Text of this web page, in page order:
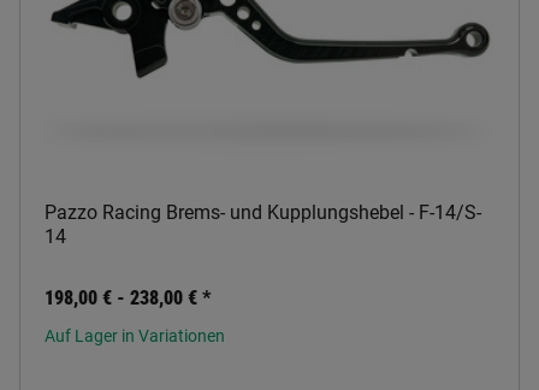
Pazzo Racing Brems- und Kupplungshebel - F-14/S-
14
198,00 € - 238,00 € *
Auf Lager in Variationen